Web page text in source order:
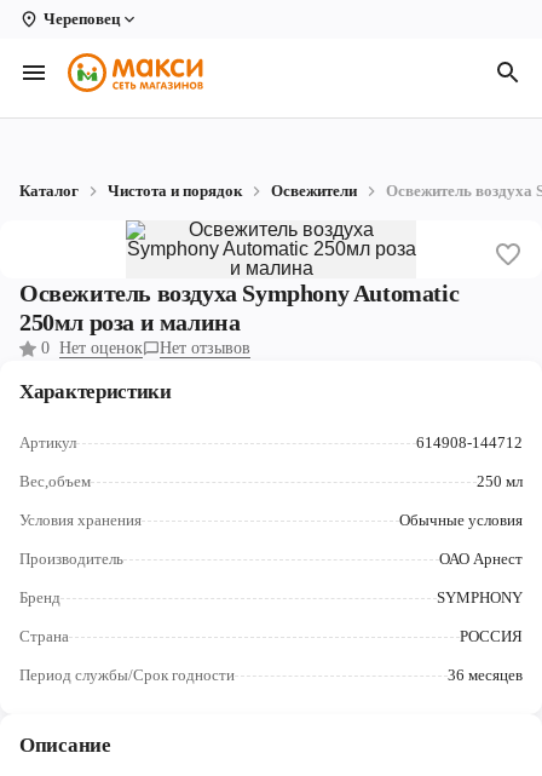
Череповец
Вологда
Архангельск
Кирово-Чепецк
Котлас
Новодвинск
Рыбинск
Череповец
Ярославль
Каталог Чистота и порядок Освежители Освежитель воздуха
Освежитель воздуха Symphony Automatic
250мл роза и малина
0 Нет оценок Нет отзывов
Характеристики
Артикул 614908-144712
Вес,объем 250 мл
Условия хранения Обычные условия
Производитель ОАО Арнест
Бренд SYMPHONY
Страна РОССИЯ
Период службы/Срок годности 36 месяцев
Описание